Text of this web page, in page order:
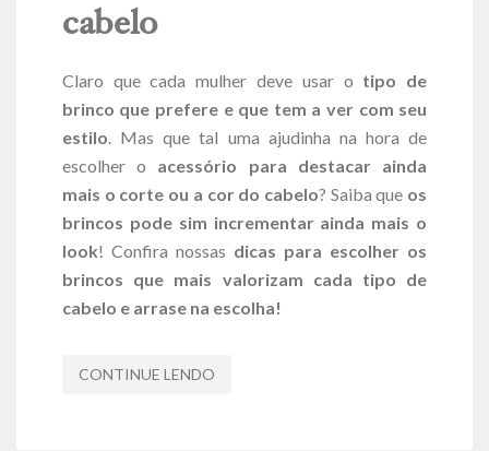
cabelo
Claro que cada mulher deve usar o tipo de
brinco que prefere e que tem a ver com seu
estilo. Mas que tal uma ajudinha na hora de
escolher o acessório para destacar ainda
mais o corte ou a cor do cabelo? Saiba que os
brincos pode sim incrementar ainda mais o
look! Confira nossas dicas para escolher os
brincos que mais valorizam cada tipo de
cabelo e arrase na escolha!
CONTINUE LENDO